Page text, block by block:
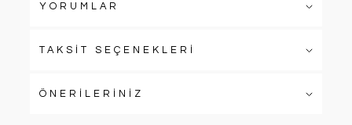
YORUMLAR
TAKSİT SEÇENEKLERİ
ÖNERİLERİNİZ